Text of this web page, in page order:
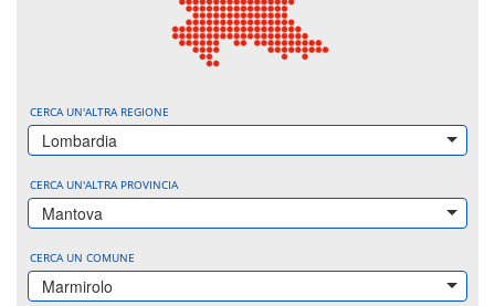
CERCA UN'ALTRA REGIONE
Lombardia
CERCA UN'ALTRA PROVINCIA
Mantova
CERCA UN COMUNE
Marmirolo